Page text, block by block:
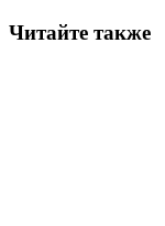
Читайте также